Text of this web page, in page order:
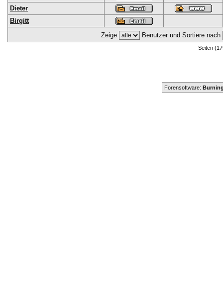
Dieter
Birgitt
Zeige
Benutzer und Sortiere nach
Seiten
Forensoftware: